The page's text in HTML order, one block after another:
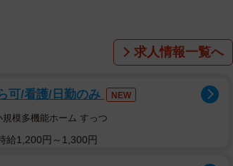
電話がかかってきました。Aさんが担当し
、Aさんでなければ分からない内容でし
た。
さんが出勤しているかのように、当たり前
求人情報一覧へ
可/看護/日勤のみ NEW
模多機能ホーム すっつ
給1,200円～1,300円